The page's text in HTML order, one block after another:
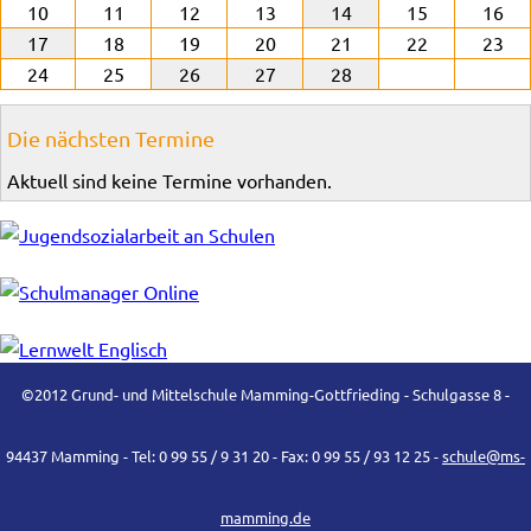
10
11 12 13 14 15
16
17
18 19 20 21 22
23
24
25 26 27 28
Die nächsten Termine
Aktuell sind keine Termine vorhanden.
©2012 Grund- und Mittelschule Mamming-Gottfrieding - Schulgasse 8 -
94437 Mamming - Tel: 0 99 55 / 9 31 20 - Fax: 0 99 55 / 93 12 25 -schule@ms-
mamming.de